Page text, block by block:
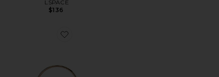
LSPACE
$136
Favorite Imelda Top Handle Bag